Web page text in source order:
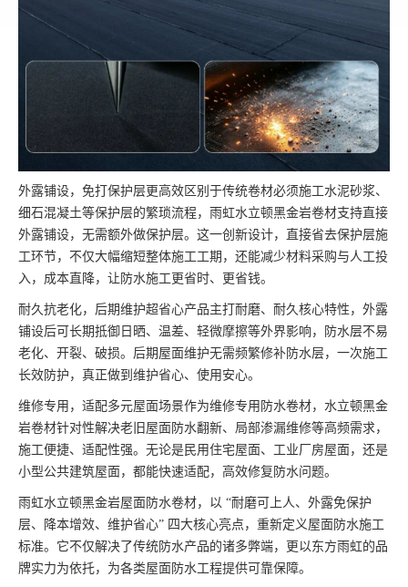
外露铺设，免打保护层更高效区别于传统卷材必须施工水泥砂浆、
细石混凝土等保护层的繁琐流程，雨虹水立顿黑金岩卷材支持直接
外露铺设，无需额外做保护层。这一创新设计，直接省去保护层施
工环节，不仅大幅缩短整体施工工期，还能减少材料采购与人工投
入，成本直降，让防水施工更省时、更省钱。
耐久抗老化，后期维护超省心产品主打耐磨、耐久核心特性，外露
铺设后可长期抵御日晒、温差、轻微摩擦等外界影响，防水层不易
老化、开裂、破损。后期屋面维护无需频繁修补防水层，一次施工
长效防护，真正做到维护省心、使用安心。
维修专用，适配多元屋面场景作为维修专用防水卷材，水立顿黑金
岩卷材针对性解决老旧屋面防水翻新、局部渗漏维修等高频需求，
施工便捷、适配性强。无论是民用住宅屋面、工业厂房屋面，还是
小型公共建筑屋面，都能快速适配，高效修复防水问题。
雨虹水立顿黑金岩屋面防水卷材，以 “耐磨可上人、外露免保护
层、降本增效、维护省心” 四大核心亮点，重新定义屋面防水施工
标准。它不仅解决了传统防水产品的诸多弊端，更以东方雨虹的品
牌实力为依托，为各类屋面防水工程提供可靠保障。